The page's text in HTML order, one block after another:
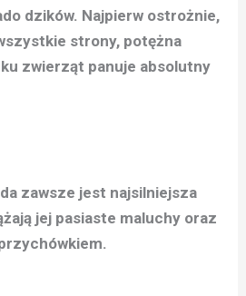
dzików. Najpierw ostrożnie,
strony, potężna
zwierząt panuje absolutny
zawsze jest najsilniejsza
jej pasiaste maluchy oraz